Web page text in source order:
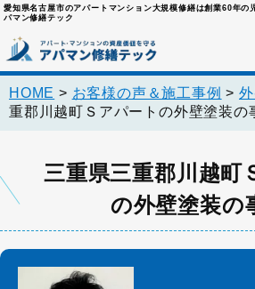
愛知県名古屋市のアパートマンション大規模修繕は創業60年の
パマン修繕テック
HOME > お客様の声＆施工事例 >
重郡川越町Ｓアパートの外壁塗装の
三重県三重郡川越町
の外壁塗装の